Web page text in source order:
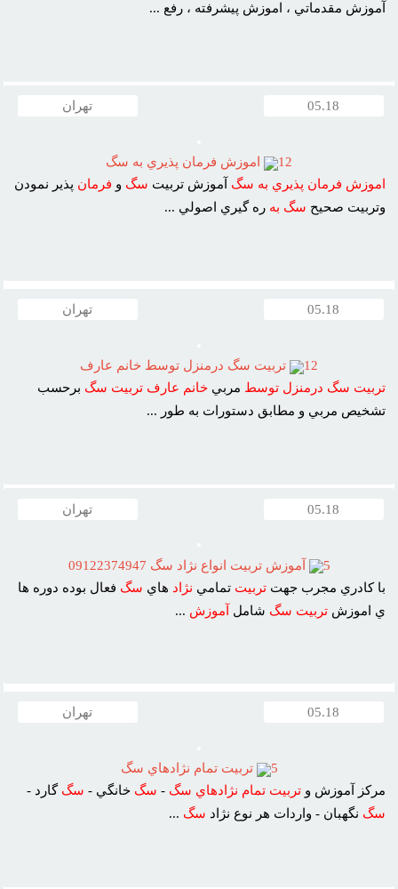
آموزش مقدماتي ، اموزش پيشرفته ، رفع ...
05.18 تهران
12
اموزش فرمان پذيري به سگ
اموزش فرمان پذيري به سگ آموزش تربيت سگ و فرمان پذير نمودن
وتربيت صحيح سگ به ره گيري اصولي ...
05.18 تهران
12
تربيت سگ درمنزل توسط خانم عارف
تربيت سگ درمنزل توسط مربيخانم عارف تربيت سگ برحسب
تشخيص مربي و مطابق دستورات به طور ...
05.18 تهران
5
آموزش تربيت انواع نژاد سگ 09122374947
با کادري مجرب جهتتربيت تمامي نژاد هاي سگ فعال بوده دوره ها
ي اموزشتربيت سگ شامل آموزش ...
05.18 تهران
5
تربيت تمام نژادهاي سگ
مرکز آموزش وتربيت تمام نژادهاي سگ - سگ خانگي - سگ گارد -
سگ نگهبان - واردات هر نوع نژاد سگ ...